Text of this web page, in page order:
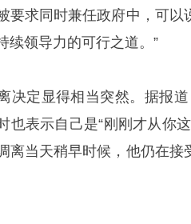
要求同时兼任政府中，可
续领导力的可行之道。”
决定显得相当突然。据报
也表示自己是“刚刚才从你
离当天稍早时候，他仍在